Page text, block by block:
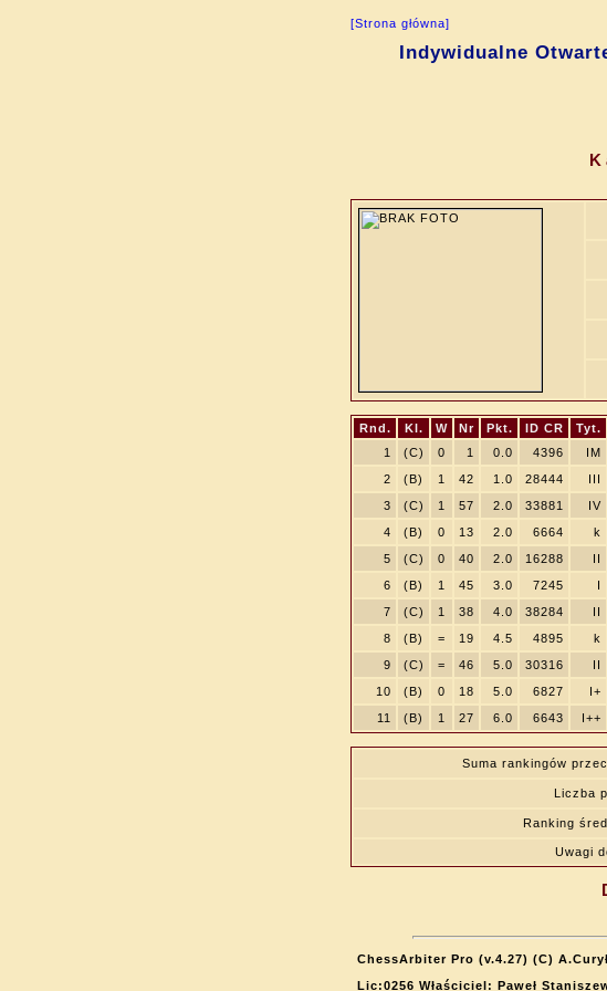
[Strona główna]
Indywidualne
Rnd. Kl. W Nr Pkt. ID CR Tyt.
1
(C) 0 1 0.0 4396 IM
2
(B) 1 42 1.0 28444 III
3
(C) 1 57 2.0 33881 IV
4
(B) 0 13 2.0 6664 k
5
(C) 0 40 2.0 16288 II
6
(B) 1 45 3.0 7245 I
7
(C) 1 38 4.0 38284 II
8
(B) = 19 4.5 4895 k
9
(C) = 46 5.0 30316 II
10
(B) 0 18 5.0 6827 I+
11
(B) 1 27 6.0 6643 I++
Suma rankingów
Liczba
Ranking
Uwagi
ChessArbiter Pro (v.4.27) (C)
Lic:0256 Właściciel: Paweł